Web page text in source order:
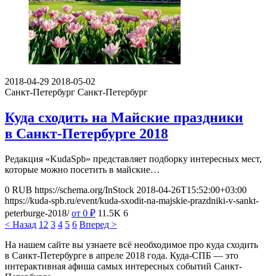
2018-04-29 2018-05-02
Санкт-Петербург Санкт-Петербург
Куда сходить на Майские праздники
в Санкт-Петербурге 2018
Редакция «KudaSpb» представляет подборку интересных мест,
которые можно посетить в майские…
0 RUB https://schema.org/InStock 2018-04-26T15:52:00+03:00
https://kuda-spb.ru/event/kuda-sxodit-na-majskie-prazdniki-v-sankt-
peterburge-2018/ от 0 ₽ 11.5K 6
< Назад 1 2 3 4 5 6 Вперед >
На нашем сайте вы узнаете всё необходимое про куда сходить
в Санкт-Петербурге в апреле 2018 года. Куда-СПБ — это
интерактивная афиша самых интересных событий Санкт-